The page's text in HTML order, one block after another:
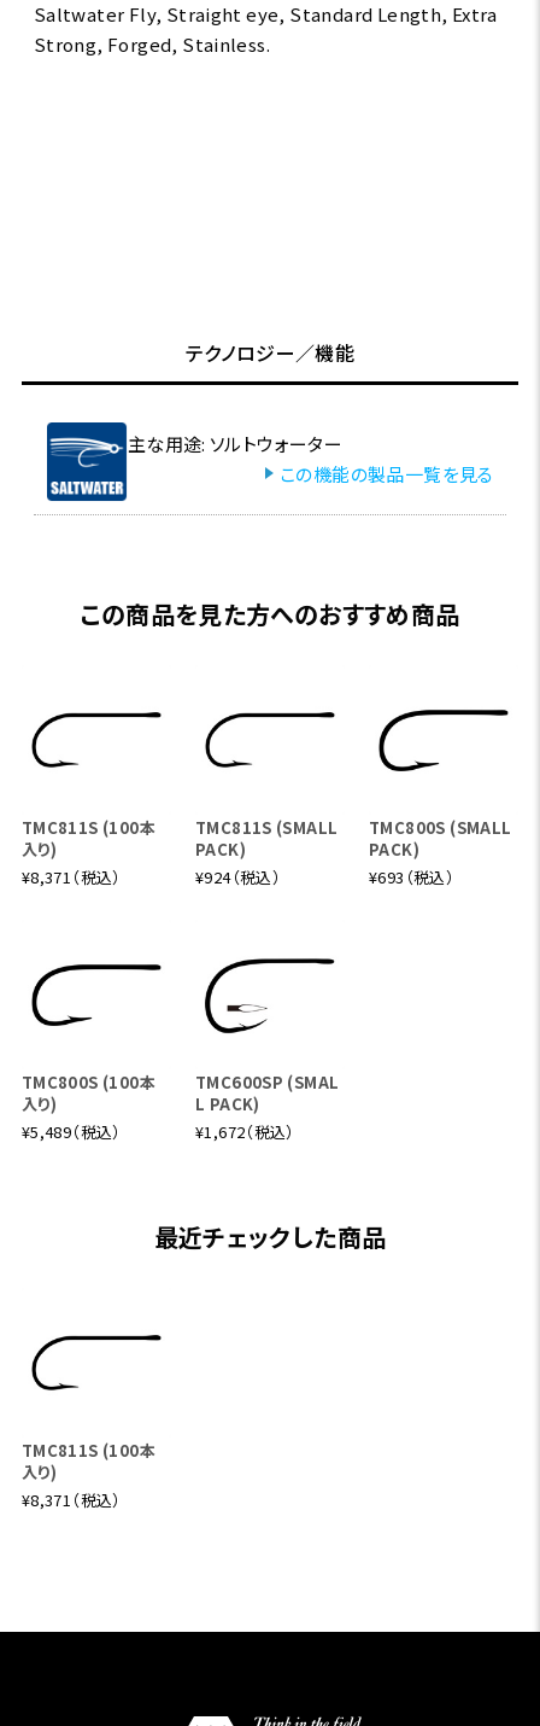
Saltwater Fly, Straight eye, Standard Length, Extra
Strong, Forged, Stainless.
テクノロジー／機能
主な用途: ソルトウォーター
この機能の製品一覧を見る
この商品を見た方へのおすすめ商品
TMC811S (100本
入り)
¥8,371（税込）
TMC811S (SMALL
PACK)
¥924（税込）
TMC800S (SMALL
PACK)
¥693（税込）
TMC800S (100本
入り)
¥5,489（税込）
TMC600SP (SMAL
L PACK)
¥1,672（税込）
最近チェックした商品
TMC811S (100本
入り)
¥8,371（税込）